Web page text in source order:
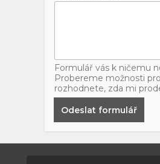
Formulář vás k ničemu
Probereme možnosti
rozhodnete, zda mi
Odeslat formulář